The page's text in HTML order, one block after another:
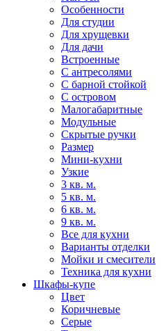
Особенности
Для студии
Для хрущевки
Для дачи
Встроенные
С антресолями
С барной стойкой
С островом
Малогабаритные
Модульные
Скрытые ручки
Размер
Мини-кухни
Узкие
3 кв. м.
5 кв. м.
6 кв. м.
9 кв. м.
Все для кухни
Варианты отделки
Мойки и смесители
Техника для кухни
Шкафы-купе
Цвет
Коричневые
Серые